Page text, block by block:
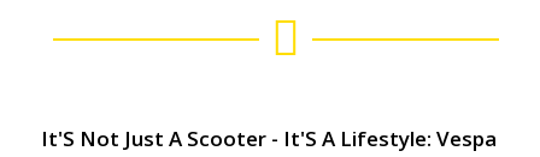
It'S Not Just A Scooter - It'S A Lifestyle: Vespa